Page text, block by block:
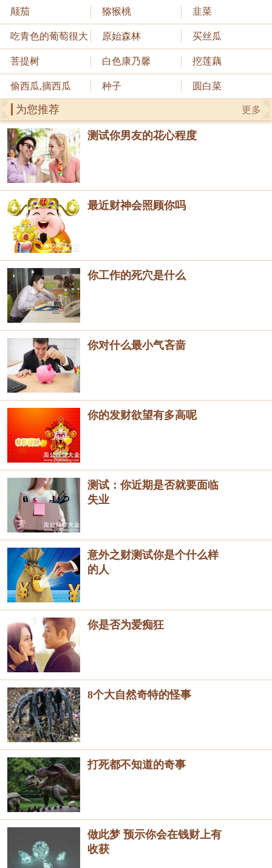
颠茄 猕猴桃 韭菜
吃青色的葡萄很大 原始森林 买丝瓜
菩提树 白色康乃馨 挖莲藕
偷西瓜,摘西瓜 种子 圆白菜
更多
为您推荐
测试你男友的花心程度
最近财神会照顾你吗
你工作的死穴是什么
你对什么最小气吝啬
你的发财欲望有多高呢
测试：你近期是否就要面临
失业
意外之财测试你是个什么样
的人
你是否为爱痴狂
8个大自然奇特的怪事
打死都不知道的奇事
做此梦 预示你会在钱财上有
收获